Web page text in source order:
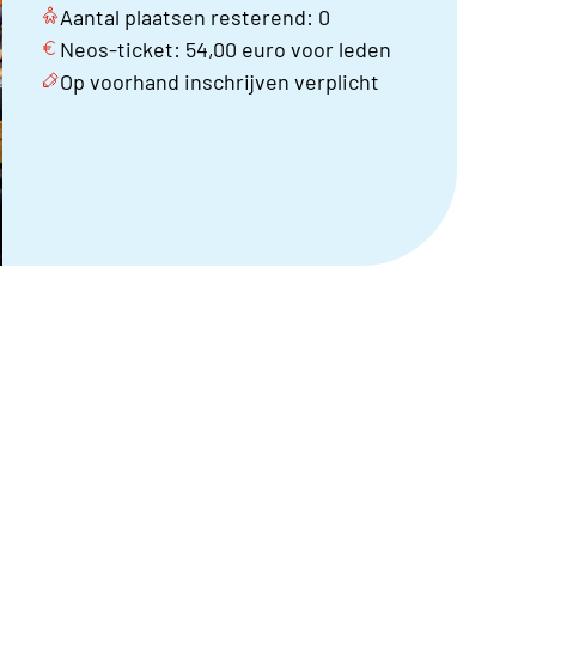
Aantal plaatsen resterend: 0
Neos-ticket: 54,00 euro voor leden
Op voorhand inschrijven verplicht